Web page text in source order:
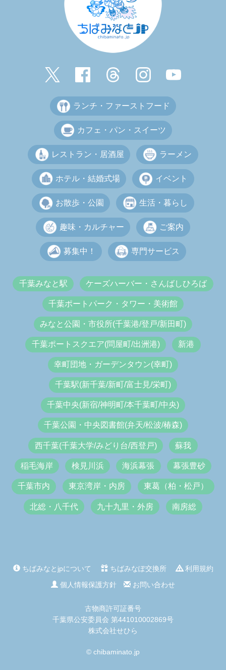
ランチ・ファーストフード
カフェ・パン・スイーツ
レストラン・居酒屋 ラーメン
ホテル・結婚式場 イベント
お散歩・公園 生活・暮らし
趣味・カルチャー ご案内
募集中！ 専門サービス
千葉みなと駅 ケーズハーバー・さんばしひろば
千葉ポートパーク・タワー・美術館
みなと公園・市役所(千葉港/登戸/新田町)
千葉ポートスクエア(問屋町/出洲港) 新港
幸町団地・ガーデンタウン(幸町)
千葉駅(新千葉/新町/富士見/栄町)
千葉中央(新宿/神明町/本千葉町/中央)
千葉公園・中央図書館(弁天/松波/椿森)
西千葉(千葉大学/みどり台/西登戸) 蘇我
稲毛海岸 検見川浜 海浜幕張 幕張豊砂
千葉市内 東京湾岸・内房 東葛（柏・松戸）
北総・八千代 九十九里・外房 南房総
ちばみなとjpについて ちばみなぽ交換所
利用規約
個人情報保護方針
お問い合わせ
古物商許可証番号
千葉県公安委員会 第441010002869号
株式会社せひら
© chibaminato.jp